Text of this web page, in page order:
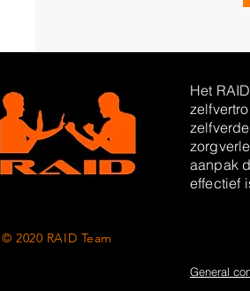
Het
aanpak
effectief
© 2020 RAID Team
General